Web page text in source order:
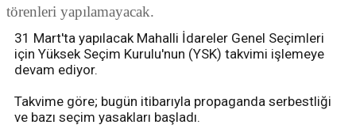
törenleri yapılamayacak.
31 Mart'ta yapılacak Mahalli İdareler Genel Seçimleri
için Yüksek Seçim Kurulu'nun (YSK) takvimi işlemeye
devam ediyor.
Takvime göre; bugün itibarıyla propaganda serbestliği
ve bazı seçim yasakları başladı.